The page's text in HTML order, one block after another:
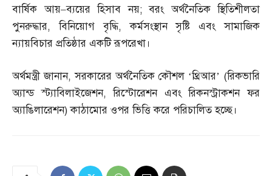
বার্ষিক আয়–ব্যয়ের হিসাব নয়;বরং অর্থনৈতিক স্থিতিশীলতা
পুনরুদ্ধার,বিনিয়োগ বৃদ্ধি,কর্মসংস্থান সৃষ্টি এবং সামাজিক
ন্যায়বিচার প্রতিষ্ঠার একটি রূপরেখা।
অর্থমন্ত্রী জানান,সরকারের অর্থনৈতিক কৌশল ‘থ্রিআর’ (রিকভারি
অ্যান্ড স্ট্যাবিলাইজেশন,রিস্টোরেশন এবং রিকনস্ট্রাকশন ফর
অ্যাঙিলারেশন)কাঠামোর ওপর ভিত্তি করে পরিচালিত হচ্ছে।